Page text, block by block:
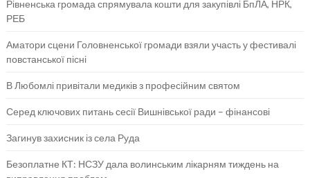
Рівненська громада спрямувала кошти для закупівлі БпЛА, НРК,
РЕБ
Аматори сцени Головненської громади взяли участь у фестивалі
повстанської пісні
В Любомлі привітали медиків з професійним святом
Серед ключових питань сесії Вишнівської ради – фінансові
Загинув захисник із села Руда
Безоплатне КТ: НСЗУ дала волинським лікарням тиждень на